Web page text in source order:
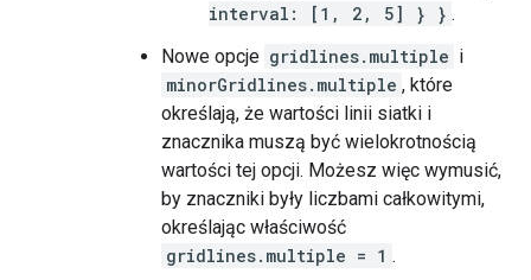
interval: [1, 2, 5] } } .
Nowe opcje gridlines.multiple i
minorGridlines.multiple , które
określają, że wartości linii siatki i
znacznika muszą być wielokrotnością
wartości tej opcji. Możesz więc wymusić,
by znaczniki były liczbami całkowitymi,
określając właściwość
gridlines.multiple = 1 .